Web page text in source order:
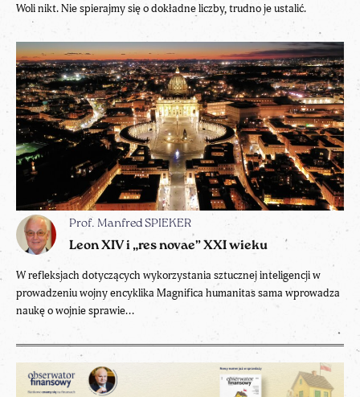
Woli nikt. Nie spierajmy się o dokładne liczby, trudno je ustalić.
Prof. Manfred SPIEKER
Leon XIV i „res novae” XXI wieku
W refleksjach dotyczących wykorzystania sztucznej inteligencji w
prowadzeniu wojny encyklika Magnifica humanitas sama wprowadza
naukę o wojnie sprawie...